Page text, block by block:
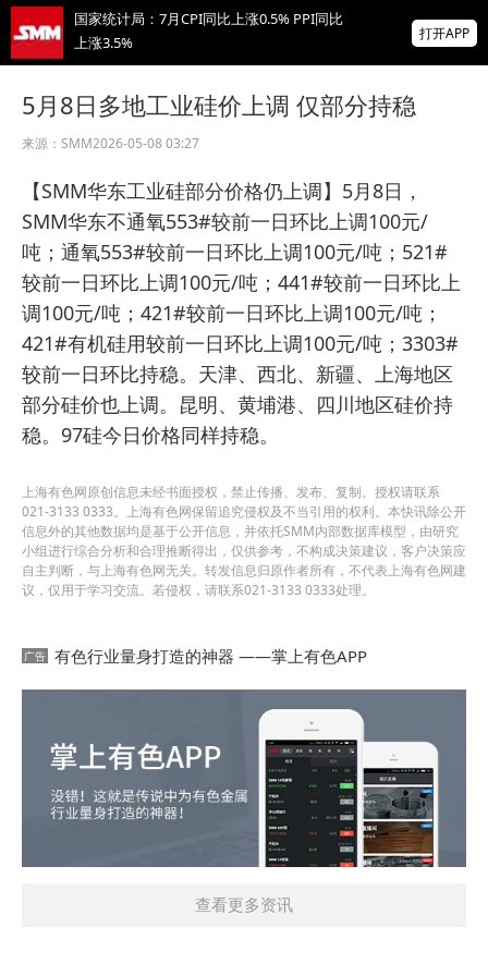
国家统计局：7月CPI同比上涨0.5% PPI同比
上涨3.5%
涨跌互现 贵金属周线大反攻【隔夜行情】
2026 SMM锌业大会圆满落幕！大咖云集 共
掌上有色
为有色行业打造的神器
打开APP
5月8日多地工业硅价上调 仅部分持稳
来源： SMM2026-05-08 03:27
【SMM华东工业硅部分价格仍上调】5月8日，
SMM华东不通氧553#较前一日环比上调100元/
吨；通氧553#较前一日环比上调100元/吨；521#
较前一日环比上调100元/吨；441#较前一日环比上
调100元/吨；421#较前一日环比上调100元/吨；
421#有机硅用较前一日环比上调100元/吨；3303#
较前一日环比持稳。天津、西北、新疆、上海地区
部分硅价也上调。昆明、黄埔港、四川地区硅价持
稳。97硅今日价格同样持稳。
上海有色网原创信息未经书面授权，禁止传播、发布、复制。授权请联系
021-3133 0333。上海有色网保留追究侵权及不当引用的权利。本快讯除公开
信息外的其他数据均是基于公开信息，并依托SMM内部数据库模型，由研究
小组进行综合分析和合理推断得出，仅供参考，不构成决策建议，客户决策应
自主判断，与上海有色网无关。转发信息归原作者所有，不代表上海有色网建
议，仅用于学习交流。若侵权，请联系021-3133 0333处理。
有色行业量身打造的神器 ——掌上有色APP
查看更多资讯